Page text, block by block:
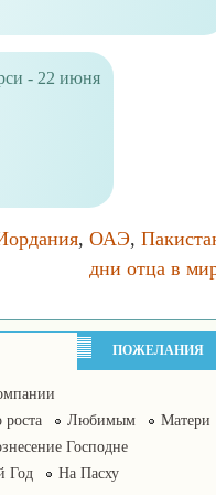
- 22 июня
, ОАЭ,
дни отца в
ПОЖЕЛАНИЯ
роста Любимым
Матери
Господне
Год
На Пасху